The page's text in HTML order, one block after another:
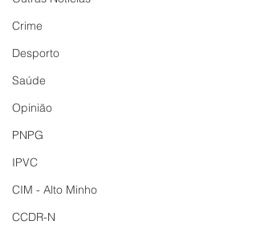
Crime
Desporto
Saúde
Opinião
PNPG
IPVC
CIM - Alto Minho
CCDR-N